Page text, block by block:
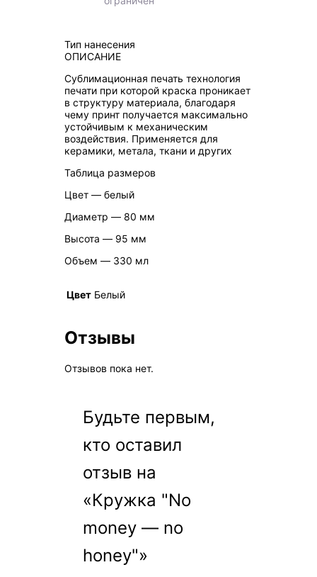
Тип нанесения
ОПИСАНИЕ
Сублимационная печать технология
печати при которой краска проникает
в структуру материала, благодаря
чему принт получается максимально
устойчивым к механическим
воздействия. Применяется для
керамики, метала, ткани и других
Таблица размеров
Цвет ― белый
Диаметр ― 80 мм
Высота ― 95 мм
Объем ― 330 мл
Цвет Белый
Отзывы
Отзывов пока нет.
Будьте первым,
кто оставил
отзыв на
«Кружка "No
money — no
honey"»